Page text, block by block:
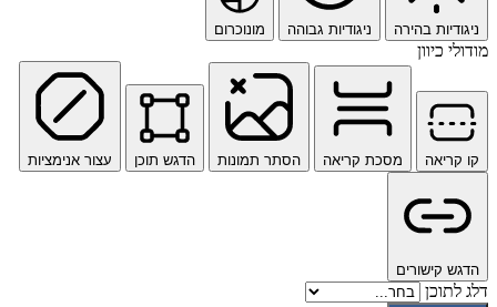
ניגודיות בהירה ניגודיות גבוהה מונוכרום
מודולי כיוון
קו קריאה מסכת קריאה הסתר תמונות הדגש תוכן עצור אנימציות
הדגש קישורים
דלג לתוכן